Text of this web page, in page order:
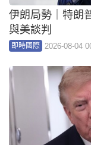
伊朗局勢｜特朗
與美談判
即時國際 2026-08-04